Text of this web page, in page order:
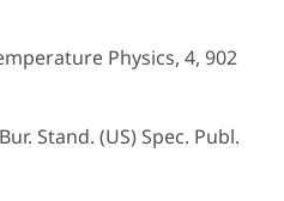
Physics, 4, 902
Stand. (US) Spec. Publ.